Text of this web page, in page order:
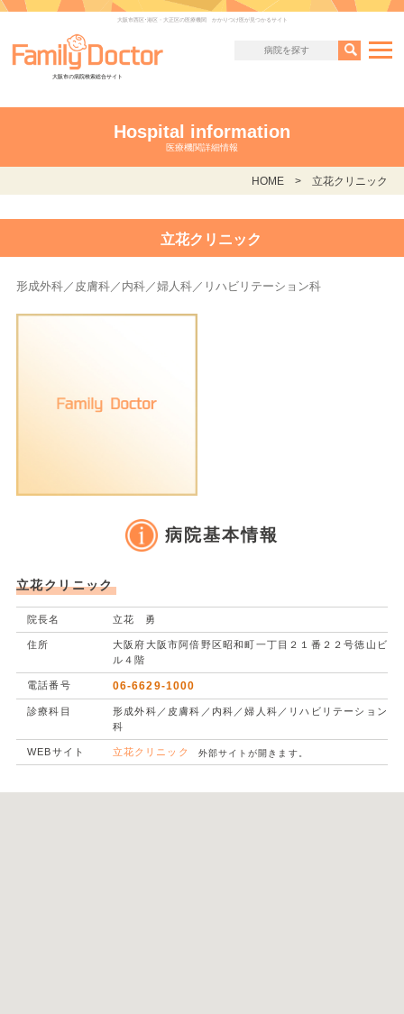
大阪市西区･港区・大正区の医療機関 かかりつけ医が見つかるサイト
大阪市の病院検索総合サイト
Hospital information
医療機関詳細情報
HOME 立花クリニック
立花クリニック
形成外科／皮膚科／内科／婦人科／リハビリテーション科
病院基本情報
立花クリニック
院長名 立花 勇
住所
大阪府大阪市阿倍野区昭和町一丁目２１番２２号徳山ビ
ル４階
電話番号 06-6629-1000
診療科目
形成外科／皮膚科／内科／婦人科／リハビリテーション
科
WEBサイト 立花クリニック 外部サイトが開きます。